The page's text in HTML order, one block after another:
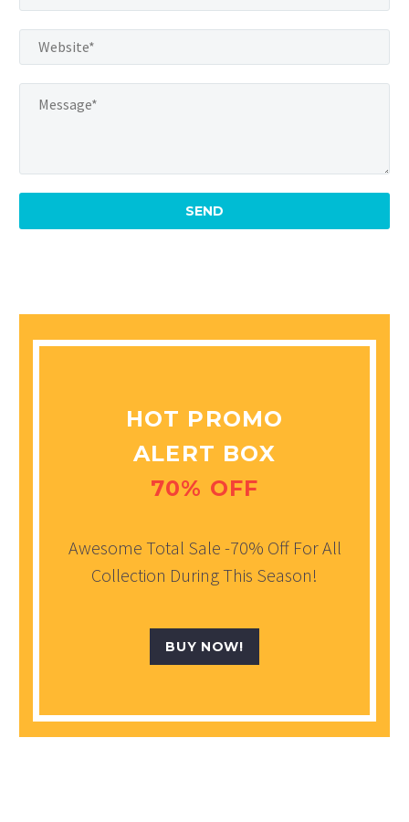
HOT PROMO
ALERT BOX
70% OFF
Awesome Total Sale -70% Off For All
Collection During This Season!
BUY NOW!